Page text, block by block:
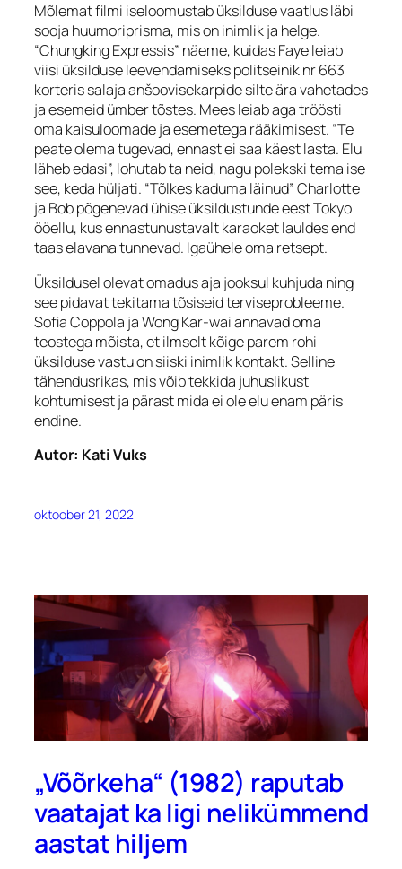
Mõlemat filmi iseloomustab üksilduse vaatlus läbi
sooja huumoriprisma, mis on inimlik ja helge.
“Chungking Expressis” näeme, kuidas Faye leiab
viisi üksilduse leevendamiseks politseinik nr 663
korteris salaja anšoovisekarpide silte ära vahetades
ja esemeid ümber tõstes. Mees leiab aga tröösti
oma kaisuloomade ja esemetega rääkimisest. “Te
peate olema tugevad, ennast ei saa käest lasta. Elu
läheb edasi”, lohutab ta neid, nagu polekski tema ise
see, keda hüljati. “Tõlkes kaduma läinud” Charlotte
ja Bob põgenevad ühise üksildustunde eest Tokyo
ööellu, kus ennastunustavalt karaoket lauldes end
taas elavana tunnevad. Igaühele oma retsept.
Üksildusel olevat omadus aja jooksul kuhjuda ning
see pidavat tekitama tõsiseid terviseprobleeme.
Sofia Coppola ja Wong Kar-wai annavad oma
teostega mõista, et ilmselt kõige parem rohi
üksilduse vastu on siiski inimlik kontakt. Selline
tähendusrikas, mis võib tekkida juhuslikust
kohtumisest ja pärast mida ei ole elu enam päris
endine.
Autor: Kati Vuks
oktoober 21, 2022
„Võõrkeha“ (1982) raputab
vaatajat ka ligi nelikümmend
aastat hiljem